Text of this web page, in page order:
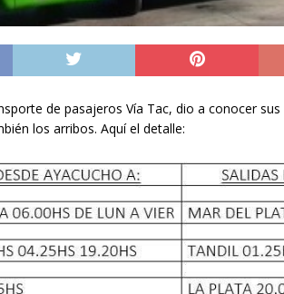
de pasajeros Vía Tac, dio a conocer
los arribos. Aquí el detalle: